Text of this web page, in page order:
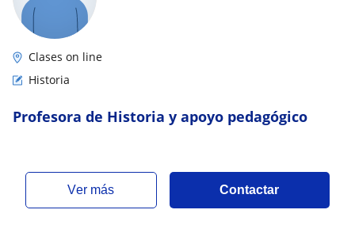
Clases on line
Historia
Profesora de Historia y apoyo pedagógico
ver más Contactar